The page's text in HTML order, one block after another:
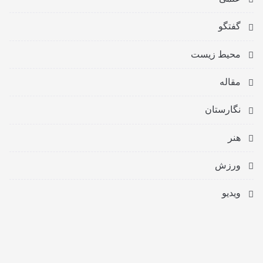
گفتگو
محیط زیست
مقاله
نگارستان
هنر
ورزش
ویدیو